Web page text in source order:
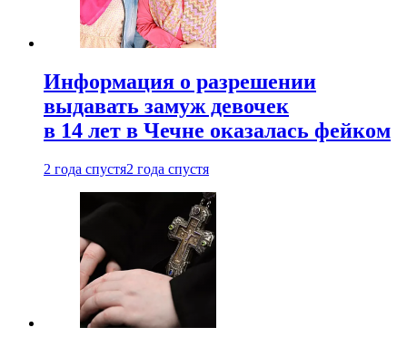
Информация о разрешении
выдавать замуж девочек
в 14 лет в Чечне оказалась фейком
2 года спустя2 года спустя